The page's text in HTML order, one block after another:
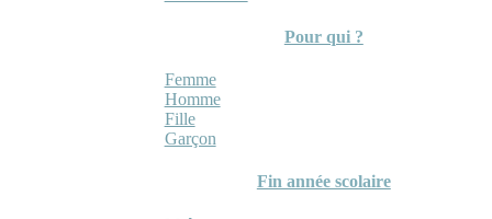
Pour qui ?
Femme
Homme
Fille
Garçon
Fin année scolaire